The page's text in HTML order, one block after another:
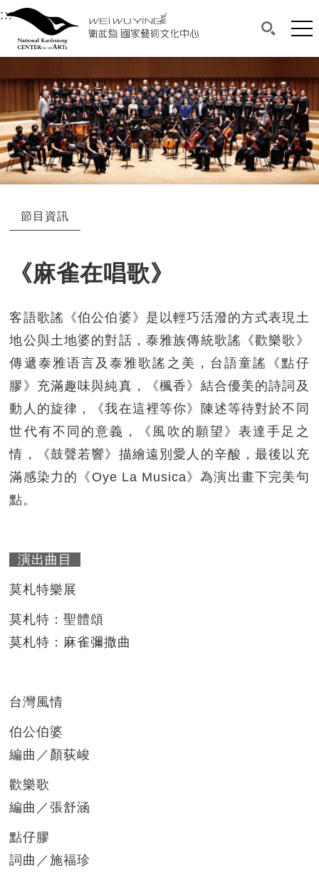
衛武營國家藝術文化中心
中央內容區塊，為本頁主要內容區。
:::選單連結區塊，此區塊列有本網站主要連結。
衛武營國家藝術文化中心
搜尋(開
網
:::
節目資訊
《麻雀在唱歌》
客語歌謠《伯公伯婆》是以輕巧活潑的方式表現土
地公與土地婆的對話，泰雅族傳統歌謠《歡樂歌》
傳遞泰雅语言及泰雅歌謠之美，台語童謠《點仔
膠》充滿趣味與純真，《楓香》結合優美的詩詞及
動人的旋律，《我在這裡等你》陳述等待對於不同
世代有不同的意義，《風吹的願望》表達手足之
情，《鼓聲若響》描繪遠別愛人的辛酸，最後以充
滿感染力的《Oye La Musica》為演出畫下完美句
點。
演出曲目
莫札特樂展
莫札特：聖體頌
莫札特：麻雀彌撒曲
台灣風情
伯公伯婆
編曲／顏荻峻
歡樂歌
編曲／張舒涵
點仔膠
詞曲／施福珍